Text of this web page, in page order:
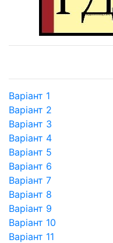
Варіант 1
Варіант 2
Варіант 3
Варіант 4
Варіант 5
Варіант 6
Варіант 7
Варіант 8
Варіант 9
Варіант 10
Варіант 11